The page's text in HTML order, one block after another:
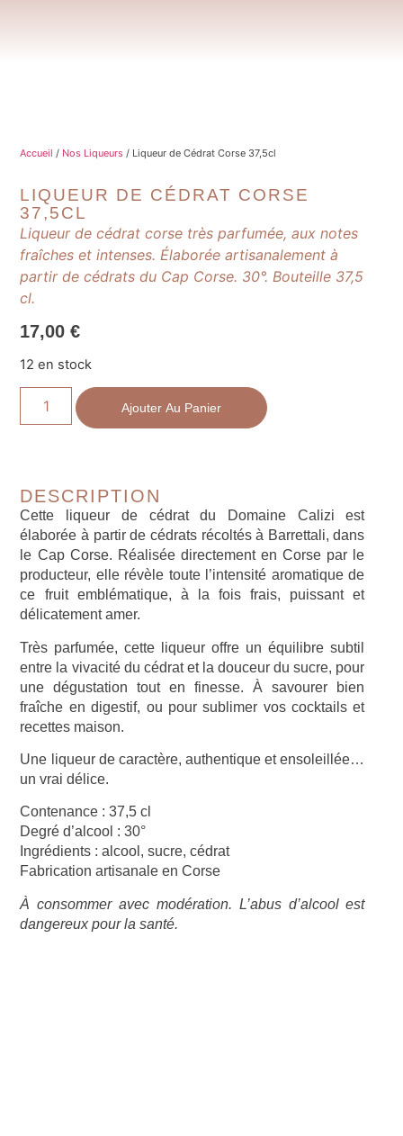
Accueil / Nos Liqueurs / Liqueur de Cédrat Corse 37,5cl
LIQUEUR DE CÉDRAT CORSE
37,5CL
Liqueur de cédrat corse très parfumée, aux notes
fraîches et intenses. Élaborée artisanalement à
partir de cédrats du Cap Corse. 30°. Bouteille 37,5
cl.
17,00€
12 en stock
Ajouter Au Panier
DESCRIPTION
Cette liqueur de cédrat du Domaine Calizi est
élaborée à partir de cédrats récoltés à Barrettali, dans
le Cap Corse. Réalisée directement en Corse par le
producteur, elle révèle toute l’intensité aromatique de
ce fruit emblématique, à la fois frais, puissant et
délicatement amer.
Très parfumée, cette liqueur offre un équilibre subtil
entre la vivacité du cédrat et la douceur du sucre, pour
une dégustation tout en finesse. À savourer bien
fraîche en digestif, ou pour sublimer vos cocktails et
recettes maison.
Une liqueur de caractère, authentique et ensoleillée…
un vrai délice.
Contenance : 37,5 cl
Degré d’alcool : 30°
Ingrédients : alcool, sucre, cédrat
Fabrication artisanale en Corse
À consommer avec modération. L’abus d’alcool est
dangereux pour la santé.